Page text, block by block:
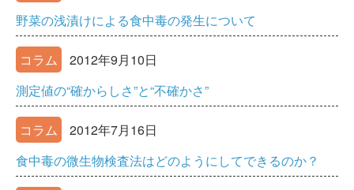
野菜の浅漬けによる食中毒の発生について
コラム
2012年9月10日
測定値の“確からしさ”と“不確かさ”
コラム
2012年7月16日
食中毒の微生物検査法はどのようにしてできるのか？